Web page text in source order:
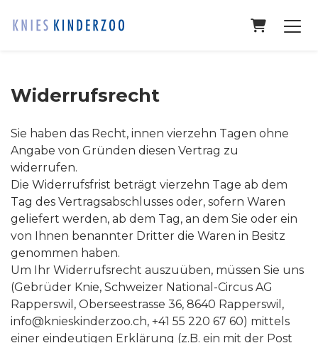
Widerrufsrecht
Sie haben das Recht, innen vierzehn Tagen ohne
Angabe von Gründen diesen Vertrag zu
widerrufen.
Die Widerrufsfrist beträgt vierzehn Tage ab dem
Tag des Vertragsabschlusses oder, sofern Waren
geliefert werden, ab dem Tag, an dem Sie oder ein
von Ihnen benannter Dritter die Waren in Besitz
genommen haben.
Um Ihr Widerrufsrecht auszuüben, müssen Sie uns
(Gebrüder Knie, Schweizer National-Circus AG
Rapperswil, Oberseestrasse 36, 8640 Rapperswil,
info@knieskinderzoo.ch, +41 55 220 67 60) mittels
einer eindeutigen Erklärung (z.B. ein mit der Post